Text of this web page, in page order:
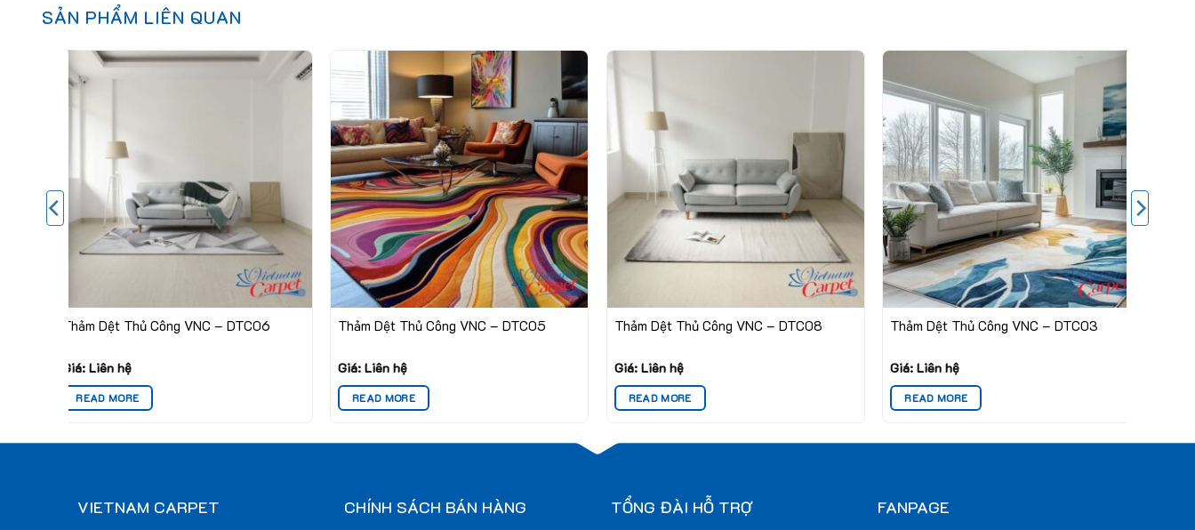
SẢN PHẨM LIÊN QUAN
Thảm Dệt Thủ Công VNC – DTC06
Giá: Liên hệ
READ MORE
Thảm Dệt Thủ Công VNC – DTC05
Giá: Liên hệ
READ MORE
Thảm Dệt Thủ Công VNC – DTC08
Giá: Liên hệ
READ MORE
Thảm Dệt Thủ Công VNC – DTC03
Giá: Liên hệ
READ MORE
VIETNAM CARPET CHÍNH SÁCH BÁN HÀNG TỔNG ĐÀI HỖ TRỢ FANPAGE